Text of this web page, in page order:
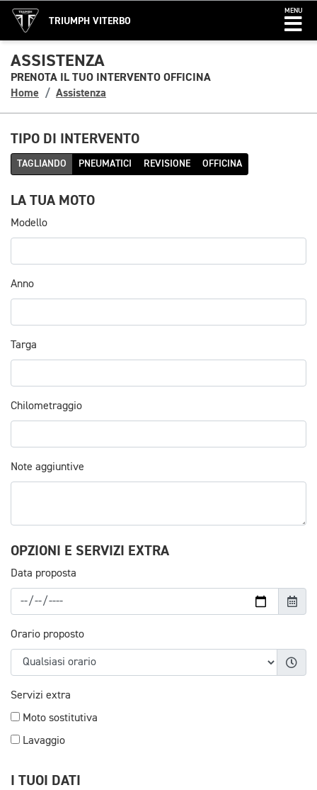
TRIUMPH VITERBO
MENU
ASSISTENZA
PRENOTA IL TUO INTERVENTO OFFICINA
Home
Assistenza
TIPO DI INTERVENTO
TAGLIANDO PNEUMATICI REVISIONE OFFICINA
LA TUA MOTO
Modello
Anno
Targa
Chilometraggio
Note aggiuntive
OPZIONI E SERVIZI EXTRA
Data proposta
Orario proposto
Servizi extra
Moto sostitutiva
Lavaggio
I TUOI DATI